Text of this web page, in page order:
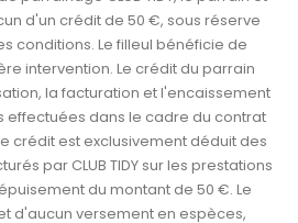
d'un crédit de 50 €, sous réserve
conditions. Le filleul bénéficie de
intervention. Le crédit du parrain
la facturation et l'encaissement
effectuées dans le cadre du contrat
crédit est exclusivement déduit des
par CLUB TIDY sur les prestations
du montant de 50 €. Le
d'aucun versement en espèces,